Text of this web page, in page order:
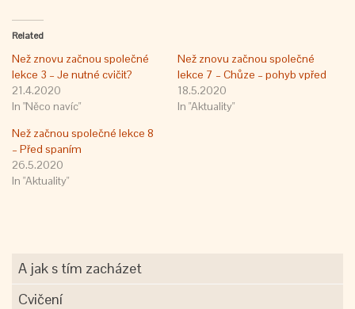
Related
Než znovu začnou společné
lekce 3 – Je nutné cvičit?
21.4.2020
In "Něco navíc"
Než znovu začnou společné
lekce 7 – Chůze – pohyb vpřed
18.5.2020
In "Aktuality"
Než začnou společné lekce 8
– Před spaním
26.5.2020
In "Aktuality"
A jak s tím zacházet
Cvičení